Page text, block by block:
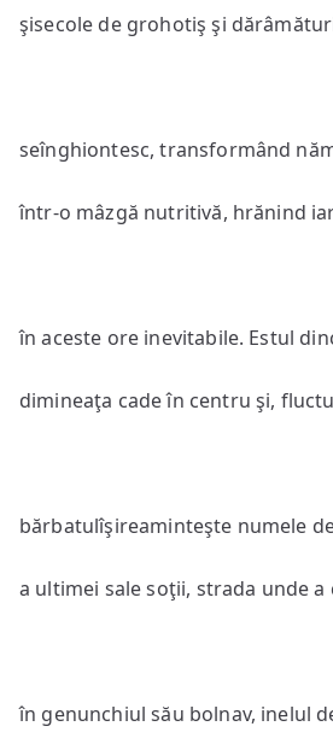
şisecole de grohotiş şi
seînghiontesc, transformând
într-o mâzgă nutritivă, hrănind
în aceste ore inevitabile. Estul
dimineaţa cade în centru şi,
bărbatulîşireaminteşte numele
a ultimei sale soţii, strada unde a
în genunchiul său bolnav, inelul